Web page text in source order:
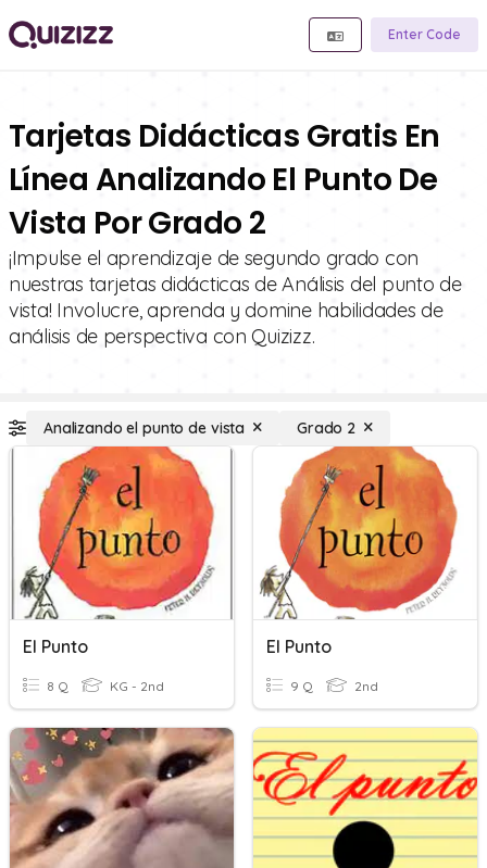
Enter Code
Tarjetas Didácticas Gratis En
Línea Analizando El Punto De
Vista Por Grado 2
¡Impulse el aprendizaje de segundo grado con
nuestras tarjetas didácticas de Análisis del punto de
vista! Involucre, aprenda y domine habilidades de
análisis de perspectiva con Quizizz.
Analizando el punto de vista Grado 2
El Punto
8 Q KG - 2nd
El Punto
9 Q 2nd